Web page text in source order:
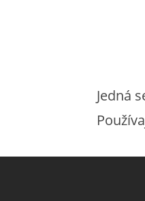
Jedná